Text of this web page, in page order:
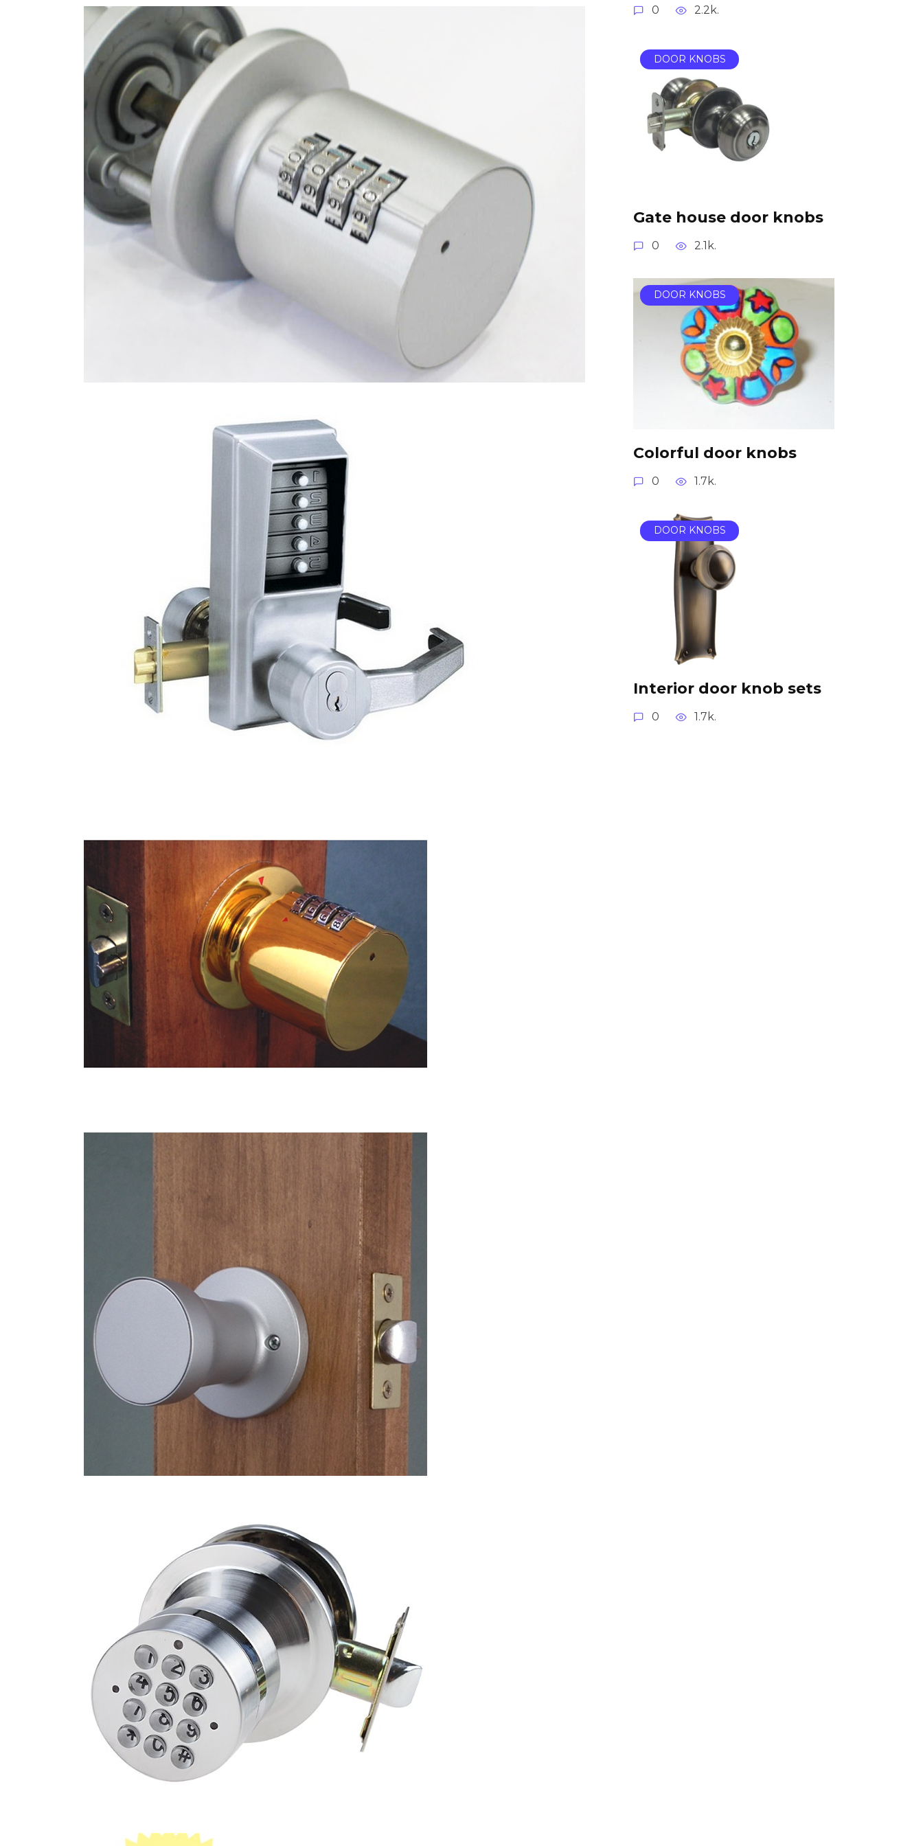
0 2.2k.
DOOR KNOBS
Gate house door knobs
0 2.1k.
DOOR KNOBS
Colorful door knobs
0 1.7k.
DOOR KNOBS
Interior door knob sets
0 1.7k.